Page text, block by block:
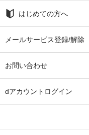
はじめての方へ
メールサービス登録/解除
お問い合わせ
dアカウントログイン